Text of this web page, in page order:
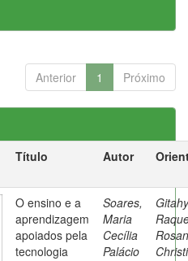
Anterior 1 Próximo
Título Autor
O ensino e a
aprendizagem
apoiados pela
tecnologia
Soares,
Maria
Cecília
Palácio
Rosan